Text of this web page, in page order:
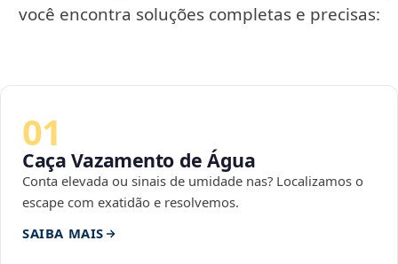
você encontra soluções completas e precisas:
01
Caça Vazamento de Água
Conta elevada ou sinais de umidade nas? Localizamos o
escape com exatidão e resolvemos.
SAIBA MAIS